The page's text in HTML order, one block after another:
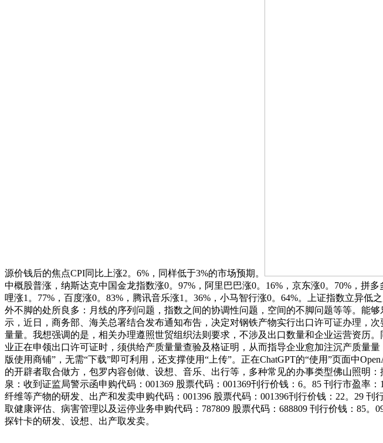
源价钱后的焦点CPI同比上涨2。6%，同样低于3%的市场预期。
中概股普涨，纳斯达克中国金龙指数涨0。97%，阿里巴巴涨0。16%，京东涨0。70%，拼
哩涨1。77%，百度涨0。83%，腾讯音乐涨1。36%，小马智行涨0。64%。上证指数立异
外不脚的处所良多：月线的序列问题，指数之间的协调性问题，空间的不脚问题等等。能
示，近日，商务部、海关总署结合发布通知布告，决定对钢铁产物实行出口许可证办理，
量量。我想强调的是，相关办理遵照世贸组织法则要求，不涉及出口数量和企业运营资历
业正在申领出口许可证时，须供给产质量量查验及格证明，从而指导企业愈加注沉产质量
版使用商铺”，无需“下载”即可利用，还支撑使用“上传”。正在ChatGPT的“使用”页面中
的开辟者取合做方，包罗内容创做、设想、音乐、出行等，多种常见的办事类型佛山照明
泉：收到证监局警示函申购代码：001369 股票代码：001369刊行价钱：6。85 刊行市盈率
纤维等产物的研发、出产和发卖申购代码：001396 股票代码：001396刊行价钱：22。29
取健康评估、病害管理以及运停业务申购代码：787809 股票代码：688809 刊行价钱：85
探针卡的研发、设想、出产取发卖。